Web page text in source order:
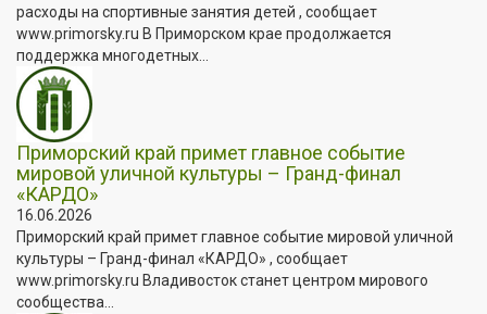
расходы на спортивные занятия детей , сообщает
www.primorsky.ru В Приморском крае продолжается
поддержка многодетных...
Приморский край примет главное событие
мировой уличной культуры – Гранд-финал
«КАРДО»
16.06.2026
Приморский край примет главное событие мировой уличной
культуры – Гранд-финал «КАРДО» , сообщает
www.primorsky.ru Владивосток станет центром мирового
сообщества...